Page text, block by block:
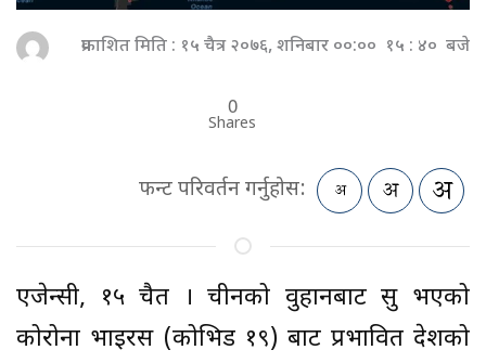
प्रकाशित मिति : १५ चैत्र २०७६, शनिबार ००:०० १५ : ४० बजे
0
Shares
फन्ट परिवर्तन गर्नुहोस:
एजेन्सी, १५ चैत । चीनको वुहानबाट सुरु भएको
कोरोना भाइरस (कोभिड १९) बाट प्रभावित देशको